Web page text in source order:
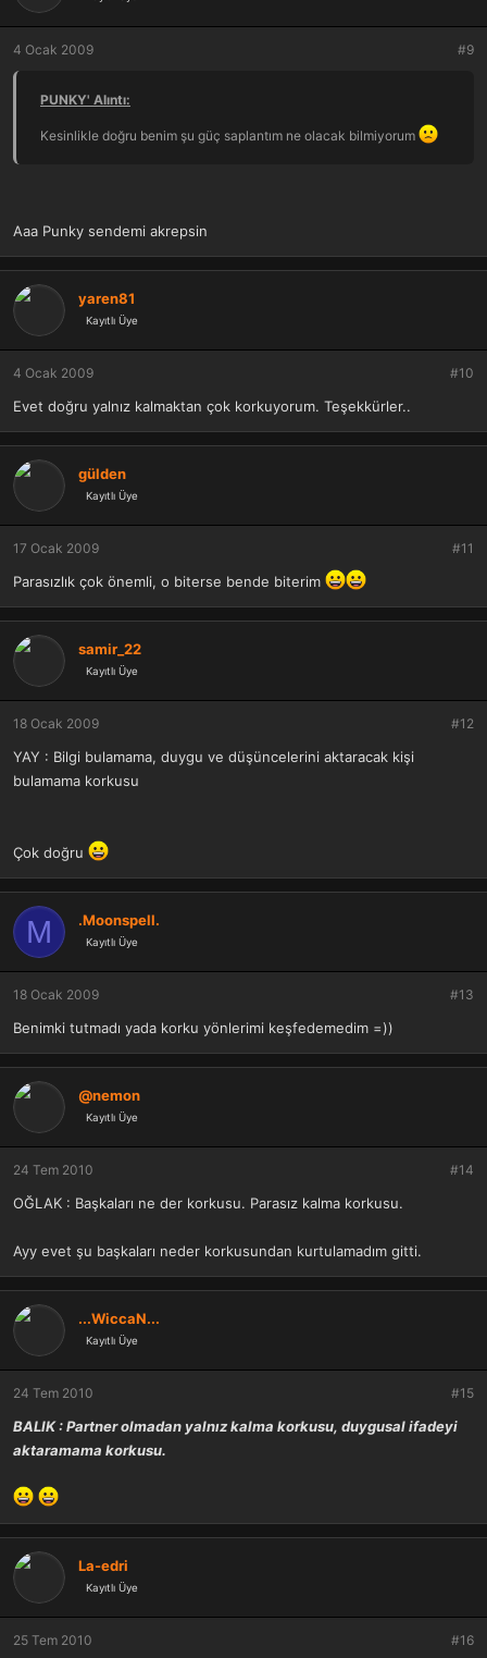
4 Ocak 2009 #9
PUNKY' Alıntı:
Kesinlikle doğru benim şu güç saplantım ne olacak bilmiyorum
Aaa Punky sendemi akrepsin
yaren81
Kayıtlı Üye
4 Ocak 2009 #10
Evet doğru yalnız kalmaktan çok korkuyorum. Teşekkürler..
gülden
Kayıtlı Üye
17 Ocak 2009 #11
Parasızlık çok önemli, o biterse bende biterim
samir_22
Kayıtlı Üye
18 Ocak 2009 #12
YAY : Bilgi bulamama, duygu ve düşüncelerini aktaracak kişi
bulamama korkusu
Çok doğru
M .Moonspell.
Kayıtlı Üye
18 Ocak 2009 #13
Benimki tutmadı yada korku yönlerimi keşfedemedim =))
@nemon
Kayıtlı Üye
24 Tem 2010 #14
OĞLAK : Başkaları ne der korkusu. Parasız kalma korkusu.
Ayy evet şu başkaları neder korkusundan kurtulamadım gitti.
...WiccaN...
Kayıtlı Üye
24 Tem 2010 #15
BALIK : Partner olmadan yalnız kalma korkusu, duygusal ifadeyi
aktaramama korkusu.
La-edri
Kayıtlı Üye
25 Tem 2010 #16